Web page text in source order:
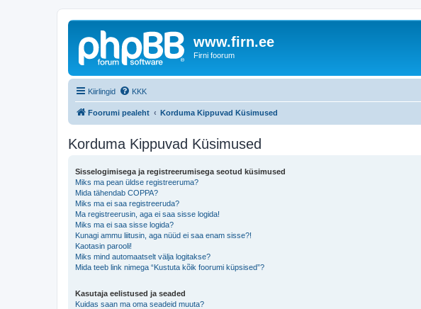
www.firn.ee
Firni foorum
Kiirlingid KKK
Foorumi pealeht Korduma Kippuvad Küsimused
Korduma Kippuvad Küsimused
Sisselogimisega ja registreerumisega seotud küsimused
Miks ma pean üldse registreeruma?
Mida tähendab COPPA?
Miks ma ei saa registreeruda?
Ma registreerusin, aga ei saa sisse logida!
Miks ma ei saa sisse logida?
Kunagi ammu liitusin, aga nüüd ei saa enam sisse?!
Kaotasin parooli!
Miks mind automaatselt välja logitakse?
Mida teeb link nimega “Kustuta kõik foorumi küpsised”?
Kasutaja eelistused ja seaded
Kuidas saan ma oma seadeid muuta?